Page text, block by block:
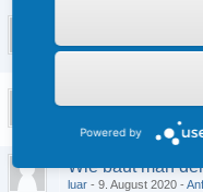
Speedfight 2
Speedfight 2 LC
im Leerlauf
dede84 22. August 2020
Wie baut man
luar 9. August 2020
Powered by